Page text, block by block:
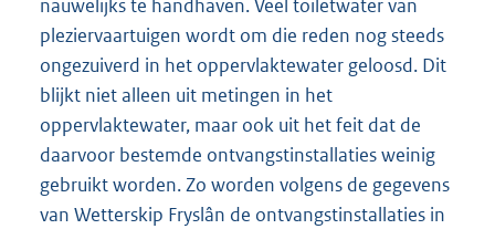
nauwelijks te handhaven. Veel toiletwater van
pleziervaartuigen wordt om die reden nog steeds
ongezuiverd in het oppervlaktewater geloosd. Dit
blijkt niet alleen uit metingen in het
oppervlaktewater, maar ook uit het feit dat de
daarvoor bestemde ontvangstinstallaties weinig
gebruikt worden. Zo worden volgens de gegevens
van Wetterskip Fryslân de ontvangstinstallaties in